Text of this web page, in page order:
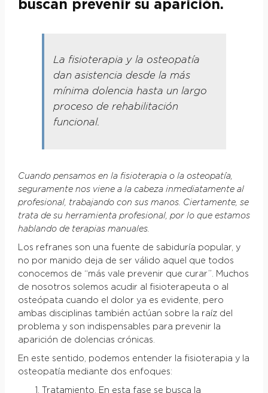
buscan prevenir su aparición.
La fisioterapia y la osteopatía
dan asistencia desde la más
mínima dolencia hasta un largo
proceso de rehabilitación
funcional.
Cuando pensamos en la fisioterapia o la osteopatía,
seguramente nos viene a la cabeza inmediatamente al
profesional, trabajando con sus manos. Ciertamente, se
trata de su herramienta profesional, por lo que estamos
hablando de terapias manuales.
Los refranes son una fuente de sabiduría popular, y
no por manido deja de ser válido aquel que todos
conocemos de “más vale prevenir que curar”. Muchos
de nosotros solemos acudir al fisioterapeuta o al
osteópata cuando el dolor ya es evidente, pero
ambas disciplinas también actúan sobre la raíz del
problema y son indispensables para prevenir la
aparición de dolencias crónicas.
En este sentido, podemos entender la fisioterapia y la
osteopatía mediante dos enfoques:
Tratamiento. En esta fase se busca la